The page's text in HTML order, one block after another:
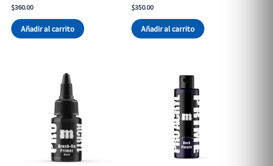
$360.00
Añadir al carrito
$350.00
Añadir al carrito